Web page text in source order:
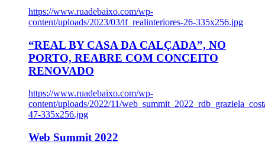
https://www.ruadebaixo.com/wp-
content/uploads/2023/03/lf_realinteriores-26-335x256.jpg
“REAL BY CASA DA CALÇADA”, NO
PORTO, REABRE COM CONCEITO
RENOVADO
https://www.ruadebaixo.com/wp-
content/uploads/2022/11/
47-335x256.jpg
Web Summit 2022